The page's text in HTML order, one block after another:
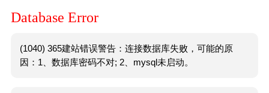
Database Error
(1040) 365建站错误警告：连接数据库失败，可能的原
因：1、数据库密码不对; 2、mysql未启动。